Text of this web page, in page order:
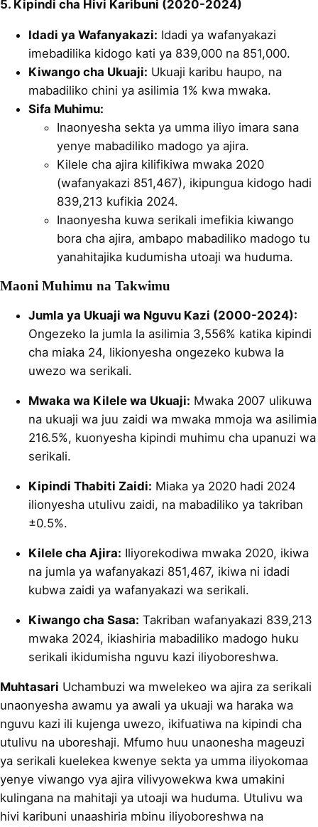
5. Kipindi cha Hivi Karibuni (2020-2024)
Idadi ya Wafanyakazi: Idadi ya wafanyakazi
imebadilika kidogo kati ya 839,000 na 851,000.
Kiwango cha Ukuaji: Ukuaji karibu haupo, na
mabadiliko chini ya asilimia 1% kwa mwaka.
Sifa Muhimu:
Inaonyesha sekta ya umma iliyo imara sana
yenye mabadiliko madogo ya ajira.
Kilele cha ajira kilifikiwa mwaka 2020
(wafanyakazi 851,467), ikipungua kidogo hadi
839,213 kufikia 2024.
Inaonyesha kuwa serikali imefikia kiwango
bora cha ajira, ambapo mabadiliko madogo tu
yanahitajika kudumisha utoaji wa huduma.
Maoni Muhimu na Takwimu
Jumla ya Ukuaji wa Nguvu Kazi (2000-2024):
Ongezeko la jumla la asilimia 3,556% katika kipindi
cha miaka 24, likionyesha ongezeko kubwa la
uwezo wa serikali.
Mwaka wa Kilele wa Ukuaji: Mwaka 2007 ulikuwa
na ukuaji wa juu zaidi wa mwaka mmoja wa asilimia
216.5%, kuonyesha kipindi muhimu cha upanuzi wa
serikali.
Kipindi Thabiti Zaidi: Miaka ya 2020 hadi 2024
ilionyesha utulivu zaidi, na mabadiliko ya takriban
±0.5%.
Kilele cha Ajira: Iliyorekodiwa mwaka 2020, ikiwa
na jumla ya wafanyakazi 851,467, ikiwa ni idadi
kubwa zaidi ya wafanyakazi wa serikali.
Kiwango cha Sasa: Takriban wafanyakazi 839,213
mwaka 2024, ikiashiria mabadiliko madogo huku
serikali ikidumisha nguvu kazi iliyoboreshwa.
Muhtasari Uchambuzi wa mwelekeo wa ajira za serikali
unaonyesha awamu ya awali ya ukuaji wa haraka wa
nguvu kazi ili kujenga uwezo, ikifuatiwa na kipindi cha
utulivu na uboreshaji. Mfumo huu unaonesha mageuzi
ya serikali kuelekea kwenye sekta ya umma iliyokomaa
yenye viwango vya ajira vilivyowekwa kwa umakini
kulingana na mahitaji ya utoaji wa huduma. Utulivu wa
hivi karibuni unaashiria mbinu iliyoboreshwa na